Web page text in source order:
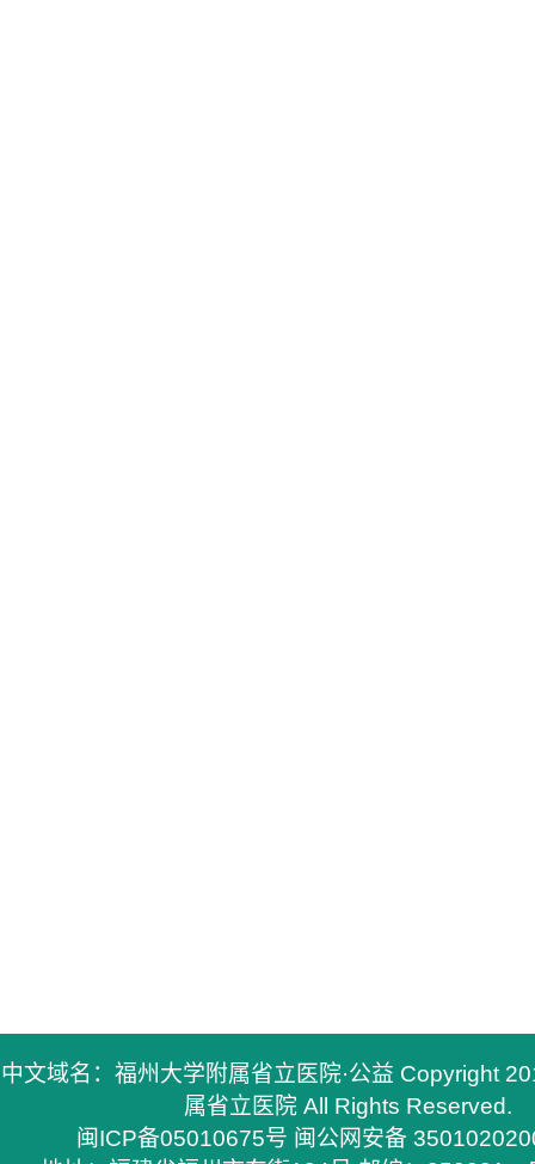
中文域名：福州大学附属省立医院·公益 Copyright
属省立医院 All Rights Reserved.
闽ICP备05010675号 闽公网安备